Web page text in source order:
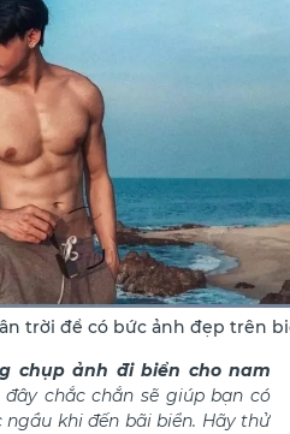
trời để có bức ảnh đẹp trên
chụp ảnh đi biển cho nam
chắc chắn sẽ giúp bạn có
khi đến bãi biển. Hãy thử